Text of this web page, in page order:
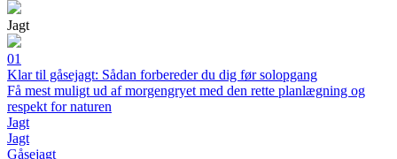
Jagt
01
Klar til gåsejagt: Sådan forbereder du dig før solopgang
Få mest muligt ud af morgengryet med den rette planlægning og
respekt for naturen
Jagt
Jagt
Gåsejagt